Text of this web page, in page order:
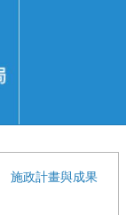
施政計畫與成果